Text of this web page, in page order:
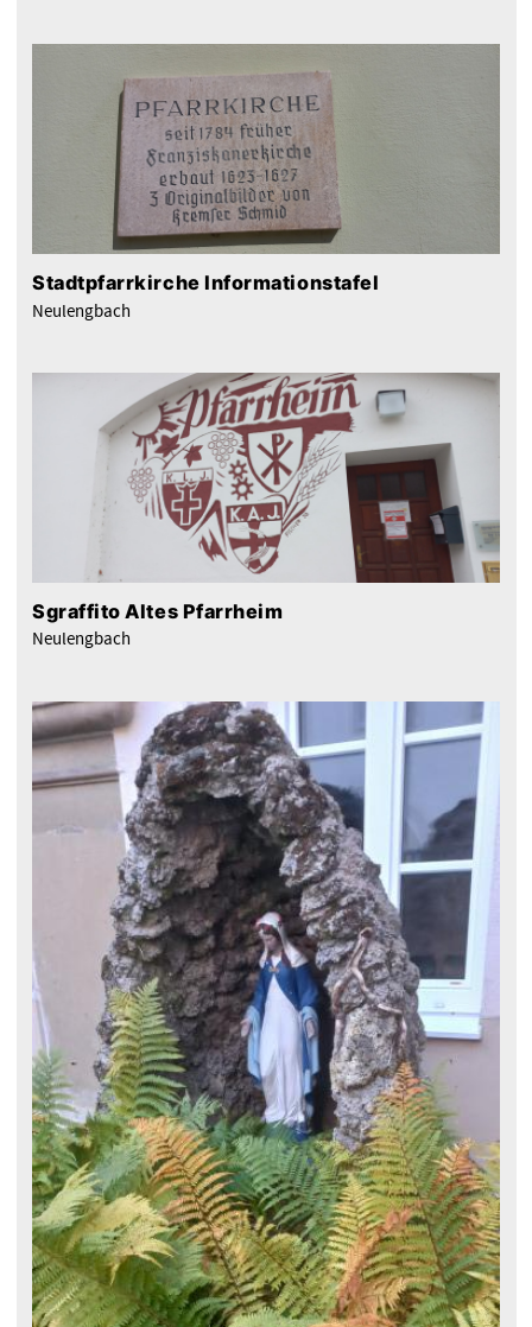
Stadtpfarrkirche Informationstafel
Neulengbach
Sgraffito Altes Pfarrheim
Neulengbach